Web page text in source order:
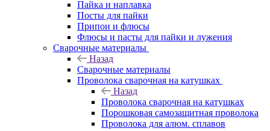
Пайка и наплавка
Посты для пайки
Припои и флюсы
Флюсы и пасты для пайки и лужения
Сварочные материалы
Назад
Сварочные материалы
Проволока сварочная на катушках
Назад
Проволока сварочная на катушках
Порошковая самозащитная проволока
Проволока для алюм. сплавов